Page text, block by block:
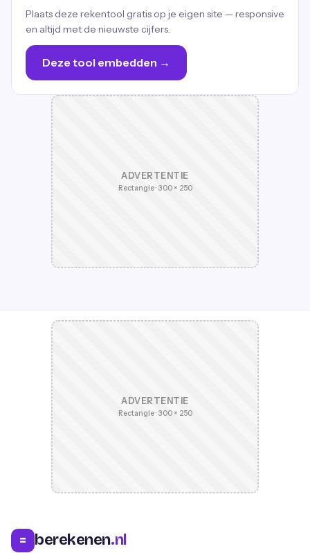
Plaats deze rekentool gratis op je eigen site — responsive
en altijd met de nieuwste cijfers.
Deze tool embedden →
ADVERTENTIE
Rectangle · 300 × 250
ADVERTENTIE
Rectangle · 300 × 250
= berekenen.nl